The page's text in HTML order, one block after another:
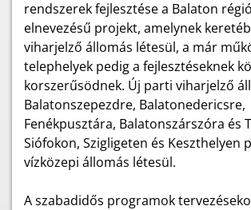
rendszerek fejlesztése a Balaton
elnevezésű projekt, amelynek
viharjelző állomás létesül, a már
telephelyek pedig a fejlesztéseknek
korszerűsödnek. Új parti viharjelző
Balatonszepezdre, Balatonedericsre,
Fenékpusztára, Balatonszárszóra és
Siófokon, Szigligeten és Keszthelyen
vízközepi állomás létesül.
A szabadidős programok